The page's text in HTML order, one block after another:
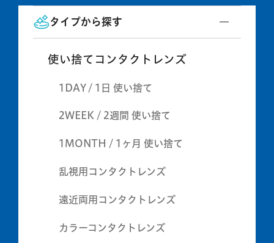
タイプから探す
使い捨てコンタクトレンズ
1DAY / 1日 使い捨て
2WEEK / 2週間 使い捨て
1MONTH / 1ヶ月 使い捨て
乱視用コンタクトレンズ
遠近両用コンタクトレンズ
カラーコンタクトレンズ